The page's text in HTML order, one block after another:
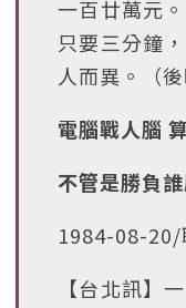
一百廿萬元
只要三分鐘
人而異。（後
電腦戰人腦
不管是勝負
1984-08-
【台北訊】